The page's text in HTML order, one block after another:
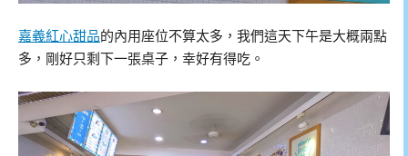
嘉義紅心甜品的內用座位不算太多，我們這天下午是大概兩點
多，剛好只剩下一張桌子，幸好有得吃。